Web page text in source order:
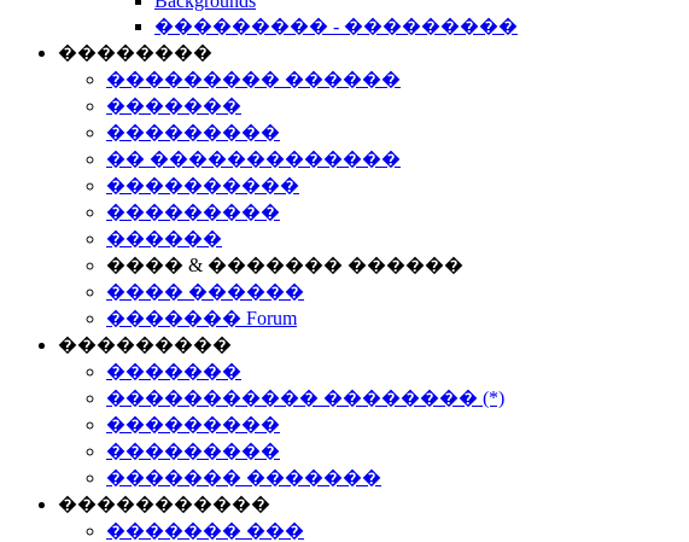
��������� - ���������
��������
��������� ������
�������
���������
�� �������������
����������
���������
������
���� & ������� ������
���� ������
������� Forum
���������
�������
����������� �������� (*)
���������
���������
������� �������
�����������
������� ���